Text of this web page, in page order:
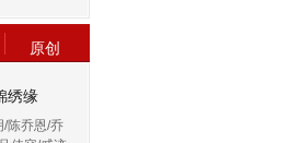
原创
绣缘
/陈乔恩/乔